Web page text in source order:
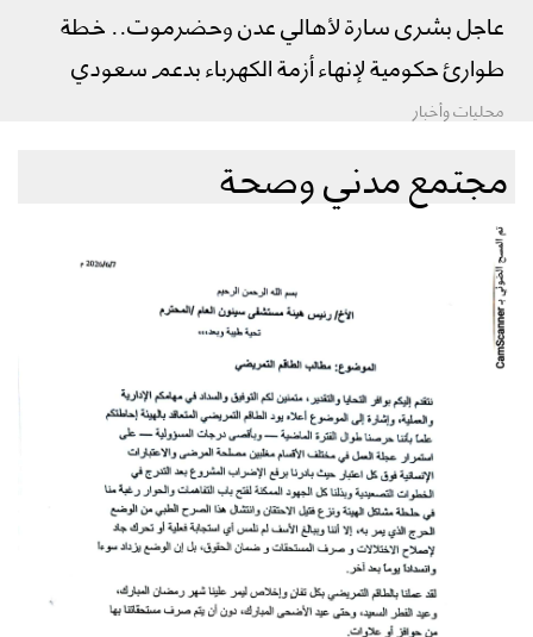
عاجل بشرى سارة لأهالي عدن وحضرموت.. خطة
طوارئ حكومية لإنهاء أزمة الكهرباء بدعم سعودي
محليات وأخبار
مجتمع مدني وصحة